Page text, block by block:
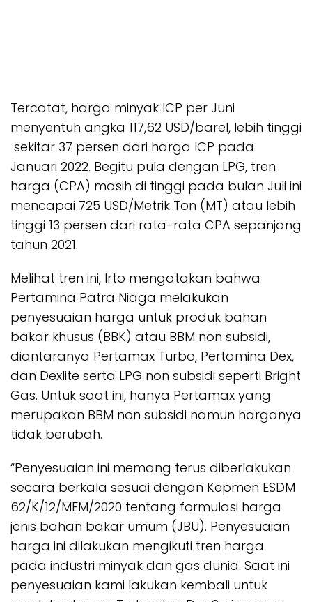
Tercatat, harga minyak ICP per Juni
menyentuh angka 117,62 USD/barel, lebih tinggi
sekitar 37 persen dari harga ICP pada
Januari 2022. Begitu pula dengan LPG, tren
harga (CPA) masih di tinggi pada bulan Juli ini
mencapai 725 USD/Metrik Ton (MT) atau lebih
tinggi 13 persen dari rata-rata CPA sepanjang
tahun 2021.
Melihat tren ini, Irto mengatakan bahwa
Pertamina Patra Niaga melakukan
penyesuaian harga untuk produk bahan
bakar khusus (BBK) atau BBM non subsidi,
diantaranya Pertamax Turbo, Pertamina Dex,
dan Dexlite serta LPG non subsidi seperti Bright
Gas. Untuk saat ini, hanya Pertamax yang
merupakan BBM non subsidi namun harganya
tidak berubah.
“Penyesuaian ini memang terus diberlakukan
secara berkala sesuai dengan Kepmen ESDM
62/K/12/MEM/2020 tentang formulasi harga
jenis bahan bakar umum (JBU). Penyesuaian
harga ini dilakukan mengikuti tren harga
pada industri minyak dan gas dunia. Saat ini
penyesuaian kami lakukan kembali untuk